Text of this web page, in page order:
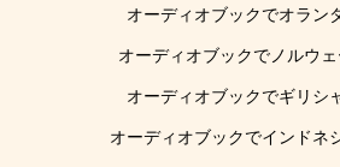
オーディオブックでオラン
オーディオブックでノルウ
オーディオブックでギリシ
オーディオブックでインドネ